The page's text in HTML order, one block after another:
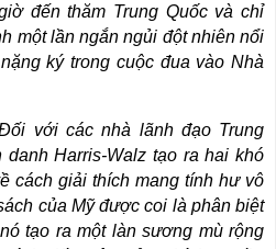
đến thăm Trung Quốc và chỉ
một lần ngắn ngủi đột nhiên nổi
ký trong cuộc đua vào Nhà
với các nhà lãnh đạo Trung
Harris-Walz tạo ra hai khó
cách giải thích mang tính hư vô
của Mỹ được coi là phân biệt
tạo ra một làn sương mù rộng